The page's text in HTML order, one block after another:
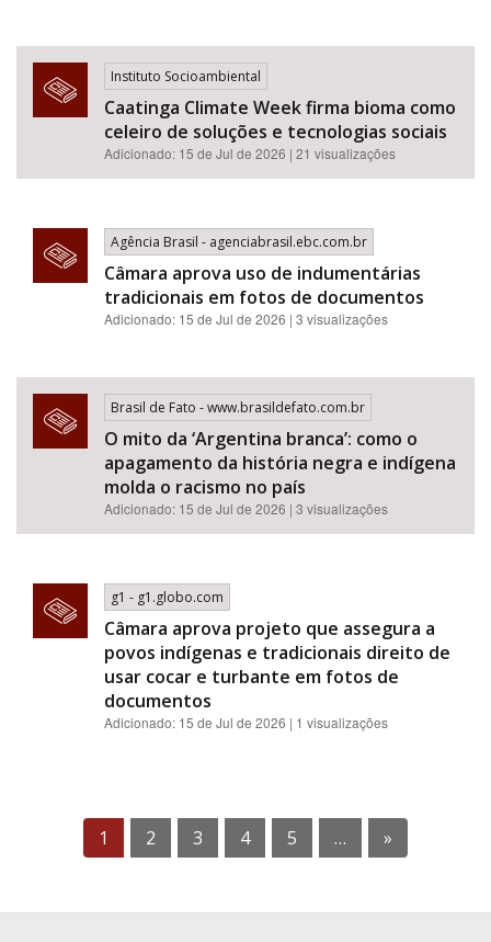
Instituto Socioambiental
Caatinga Climate Week firma bioma como
celeiro de soluções e tecnologias sociais
Adicionado: 15 de Jul de 2026 | 21 visualizações
Agência Brasil - agenciabrasil.ebc.com.br
Câmara aprova uso de indumentárias
tradicionais em fotos de documentos
Adicionado: 15 de Jul de 2026 | 3 visualizações
Brasil de Fato - www.brasildefato.com.br
O mito da ‘Argentina branca’: como o
apagamento da história negra e indígena
molda o racismo no país
Adicionado: 15 de Jul de 2026 | 3 visualizações
g1 - g1.globo.com
Câmara aprova projeto que assegura a
povos indígenas e tradicionais direito de
usar cocar e turbante em fotos de
documentos
Adicionado: 15 de Jul de 2026 | 1 visualizações
1 2 3 4 5 … »